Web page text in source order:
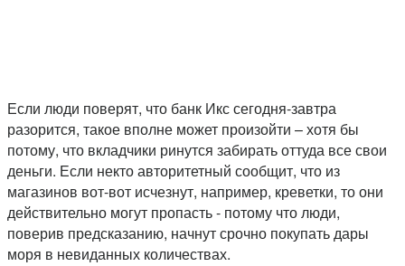
Если люди поверят, что банк Икс сегодня-завтра
разорится, такое вполне может произойти – хотя бы
потому, что вкладчики ринутся забирать оттуда все свои
деньги. Если некто авторитетный сообщит, что из
магазинов вот-вот исчезнут, например, креветки, то они
действительно могут пропасть - потому что люди,
поверив предсказанию, начнут срочно покупать дары
моря в невиданных количествах.